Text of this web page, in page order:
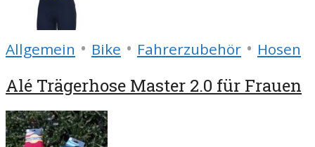
Allgemein • Bike • Fahrerzubehör • Hosen
Alé Trägerhose Master 2.0 für Frauen